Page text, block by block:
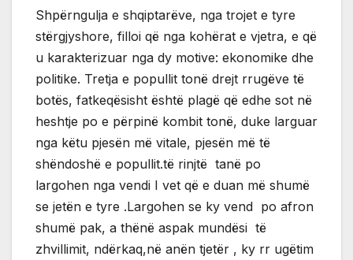
Shpërngulja e shqiptarëve, nga trojet e tyre
stërgjyshore, filloi që nga kohërat e vjetra, e që
u karakterizuar nga dy motive: ekonomike dhe
politike. Tretja e popullit tonë drejt rrugëve të
botës, fatkeqësisht është plagë që edhe sot në
heshtje po e përpinë kombit tonë, duke larguar
nga këtu pjesën më vitale, pjesën më të
shëndoshë e popullit.të rinjtë tanë po
largohen nga vendi I vet që e duan më shumë
se jetën e tyre .Largohen se ky vend po afron
shumë pak, a thënë aspak mundësi të
zhvillimit, ndërkaq,në anën tjetër , ky rr ugëtim